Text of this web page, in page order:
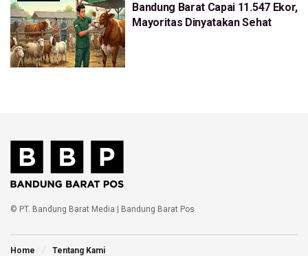
Bandung Barat Capai 11.547 Ekor,
Mayoritas Dinyatakan Sehat
© PT. Bandung Barat Media | Bandung Barat Pos
Home Tentang Kami